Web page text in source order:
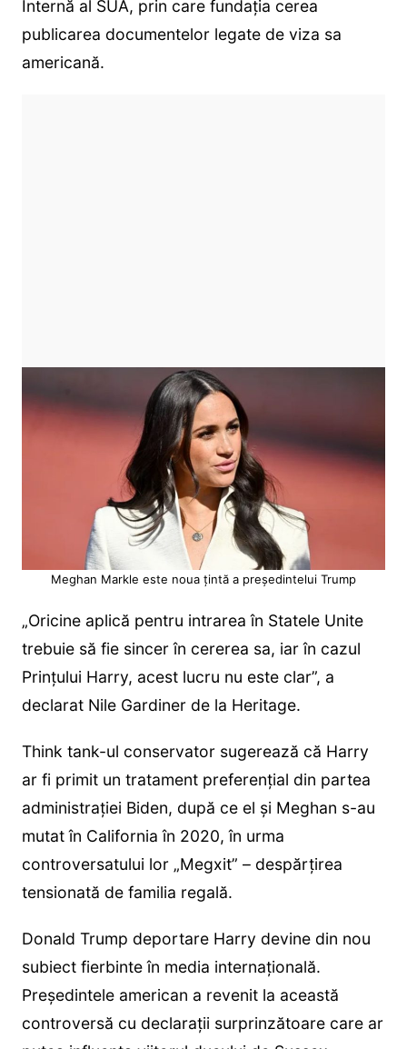
Internă al SUA, prin care fundația cerea
publicarea documentelor legate de viza sa
americană.
Meghan Markle este noua țintă a președintelui Trump
„Oricine aplică pentru intrarea în Statele Unite
trebuie să fie sincer în cererea sa, iar în cazul
Prințului Harry, acest lucru nu este clar”, a
declarat Nile Gardiner de la Heritage.
Think tank-ul conservator sugerează că Harry
ar fi primit un tratament preferențial din partea
administrației Biden, după ce el și Meghan s-au
mutat în California în 2020, în urma
controversatului lor „Megxit” – despărțirea
tensionată de familia regală.
Donald Trump deportare Harry devine din nou
subiect fierbinte în media internațională.
Președintele american a revenit la această
controversă cu declarații surprinzătoare care ar